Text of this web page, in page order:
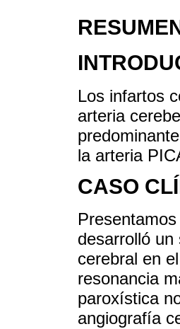
Los infartos
arteria
la arteria
CASO
desarrolló
cerebral en
resonancia
paroxística
angiografía